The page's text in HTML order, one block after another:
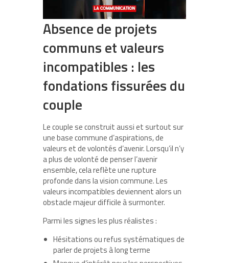
Absence de projets
communs et valeurs
incompatibles : les
fondations fissurées du
couple
Le couple se construit aussi et surtout sur
une base commune d’aspirations, de
valeurs et de volontés d’avenir. Lorsqu’il n’y
a plus de volonté de penser l’avenir
ensemble, cela reflète une rupture
profonde dans la vision commune. Les
valeurs incompatibles deviennent alors un
obstacle majeur difficile à surmonter.
Parmi les signes les plus réalistes :
Hésitations ou refus systématiques de
parler de projets à long terme